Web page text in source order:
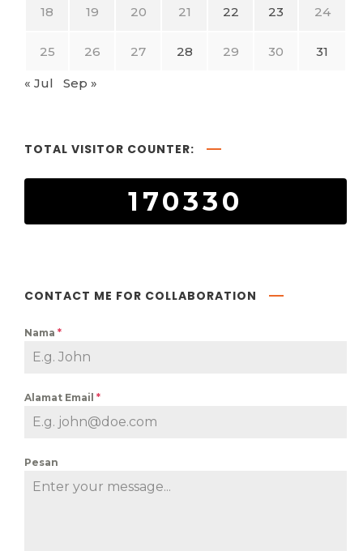
18 19 20 21 22 23 24
25 26 27 28 29 30 31
« Jul Sep »
TOTAL VISITOR COUNTER:
170330
CONTACT ME FOR COLLABORATION
Nama *
Alamat Email *
Pesan